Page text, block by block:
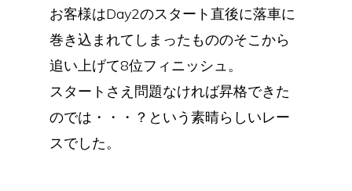
お客様はDay2のスタート直後に落車に
巻き込まれてしまったもののそこから
追い上げて8位フィニッシュ。
スタートさえ問題なければ昇格できた
のでは・・・？という素晴らしいレー
スでした。